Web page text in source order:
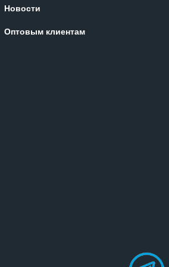
Новости
Оптовым клиентам